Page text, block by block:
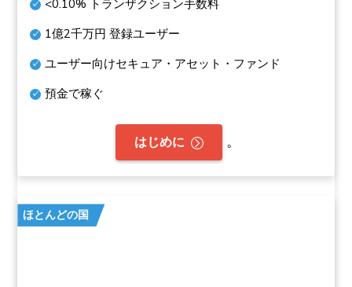
<0.10% トランザクション手数料
1億2千万円 登録ユーザー
ユーザー向けセキュア・アセット・ファンド
預金で稼ぐ
はじめに 。
ほとんどの国